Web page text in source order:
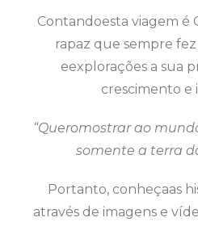
Contandoesta viagem é
rapaz que sempre
eexplorações a sua
crescimento e
“Queromostrar ao
somente a terra
Portanto, conheçaas
através de imagens e